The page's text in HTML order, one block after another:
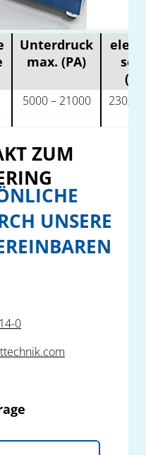
Unterdruck
max. (PA)
(V/
5000 – 21000
230/
ZUM
UNSERE
0